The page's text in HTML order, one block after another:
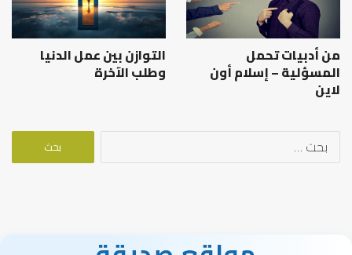
من أدبيات تحمل
المسؤلية – إسلام أون
لاين
التوازن بين عمل الدنيا
وطلب الآخرة
البحث